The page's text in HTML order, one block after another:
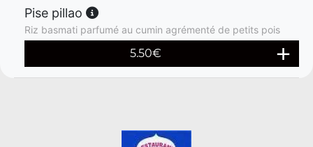
Pise pillao
Riz basmati parfumé au cumin agrémenté de petits pois
5.50€